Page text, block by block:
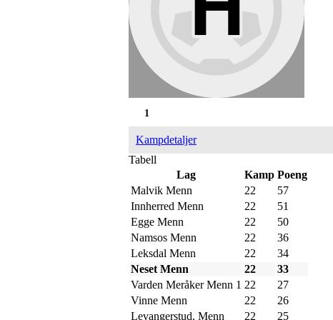
1
Kampdetaljer
Tabell
Lag
Kamp Poeng
Malvik Menn
22
57
Innherred Menn
22
51
Egge Menn
22
50
Namsos Menn
22
36
Leksdal Menn
22
34
Neset Menn
22
33
Varden Meråker Menn 1 22
27
Vinne Menn
22
26
Levangerstud. Menn
22 25